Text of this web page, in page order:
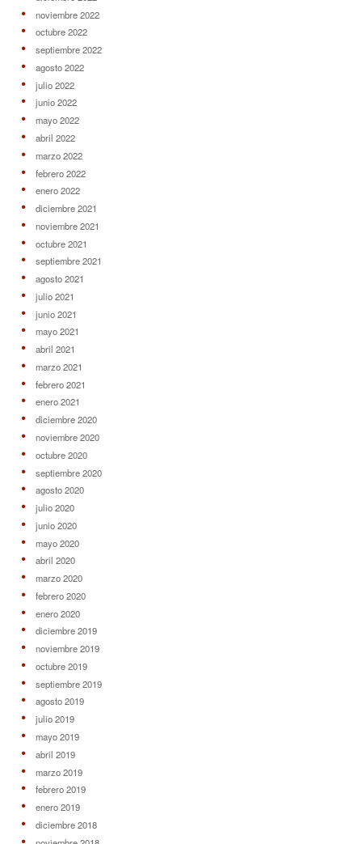
noviembre 2022
octubre 2022
septiembre 2022
agosto 2022
julio 2022
junio 2022
mayo 2022
abril 2022
marzo 2022
febrero 2022
enero 2022
diciembre 2021
noviembre 2021
octubre 2021
septiembre 2021
agosto 2021
julio 2021
junio 2021
mayo 2021
abril 2021
marzo 2021
febrero 2021
enero 2021
diciembre 2020
noviembre 2020
octubre 2020
septiembre 2020
agosto 2020
julio 2020
junio 2020
mayo 2020
abril 2020
marzo 2020
febrero 2020
enero 2020
diciembre 2019
noviembre 2019
octubre 2019
septiembre 2019
agosto 2019
julio 2019
mayo 2019
abril 2019
marzo 2019
febrero 2019
enero 2019
diciembre 2018